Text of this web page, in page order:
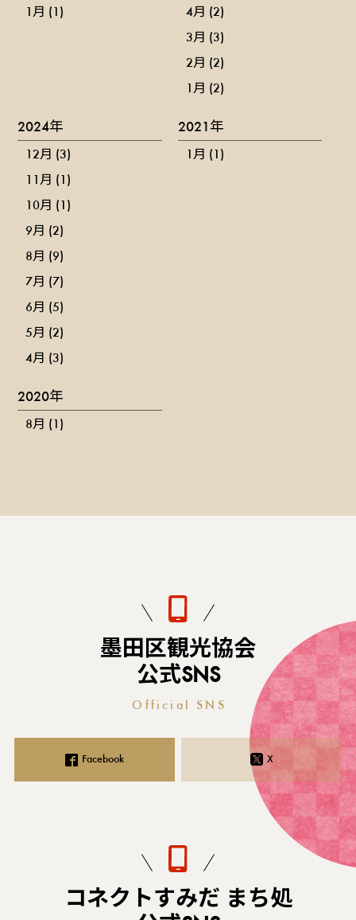
1月 (1)
4月 (2)
3月 (3)
2月 (2)
1月 (2)
2024年
12月 (3)
11月 (1)
10月 (1)
9月 (2)
8月 (9)
7月 (7)
6月 (5)
5月 (2)
4月 (3)
2021年
1月 (1)
2020年
8月 (1)
墨田区観光協会
公式SNS
Official SNS
Facebook X
コネクトすみだ まち処